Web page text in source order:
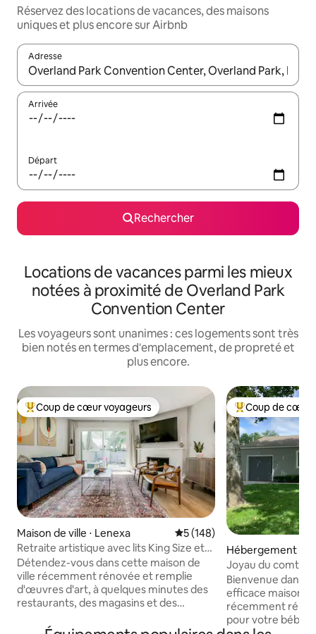
Réservez des locations de vacances, des maisons
uniques et plus encore sur Airbnb
Adresse
Lorsque les résultats s'affichent, utilisez les flèches vers le
Arrivée
Départ
Rechercher
Locations de vacances parmi les mieux
notées à proximité de Overland Park
Convention Center
Les voyageurs sont unanimes : ces logements sont très
bien notés en termes d'emplacement, de propreté et
plus encore.
Coups de cœur voyageurs les plus appréciés
Coup de cœur voyageurs
Maison de ville ⋅ Lenexa Évaluation moyenne sur la
5 (148)
Retraite artistique avec lits King Size et
patio privé
Détendez-vous dans cette maison de
ville récemment rénovée et remplie
d'œuvres d'art, à quelques minutes des
restaurants, des magasins et des
King Size et téléviseurs intelligents pour
Coups de cœur
Coup de cœur
Hébergement ⋅
Joyau du comté
Bienvenue dans
efficace maison
récemment
pour votre bébé